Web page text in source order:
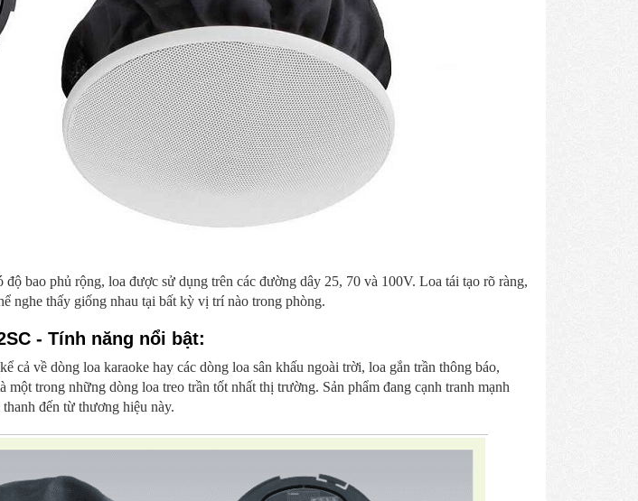
độ bao phủ rộng, loa được sử dụng trên các đường dây 25, 70 và 100V. Loa tái tạo rõ ràng,
nghe thấy giống nhau tại bất kỳ vị trí nào trong phòng.
- Tính năng nổi bật:
cả về dòng loa karaoke hay các dòng loa sân khấu ngoài trời, loa gắn trần thông báo,
một trong những dòng loa treo trần tốt nhất thị trường. Sản phẩm đang cạnh tranh mạnh
đến từ thương hiệu này.